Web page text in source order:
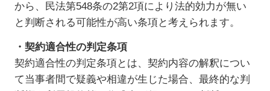
から、民法第548条の2第2項により法的効力が無い
と判断される可能性が高い条項と考えられます。
・契約適合性の判定条項
契約適合性の判定条項とは、契約内容の解釈につい
て当事者間で疑義や相違が生じた場合、最終的な判